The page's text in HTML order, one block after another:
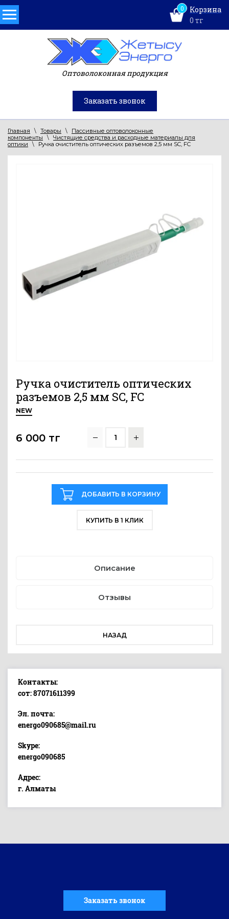
0
Корзина
0 тг
Оптоволоконная продукция
Заказать звонок
Контакты:
сот: 87071611399
Эл. почта:
energo090685@mail.ru
Skype:
energo090685
Адрес:
г. Алматы
Главная \ Товары \
Пассивные оптоволоконные
компоненты
\ Чистящие средства и расходные материалы для
оптики
\ Ручка очиститель оптических разъемов 2,5 мм SC, FC
Ручка очиститель оптических
разъемов 2,5 мм SC, FC
NEW
6 000 тг
ДОБАВИТЬ В КОРЗИНУ
КУПИТЬ В 1 КЛИК
Описание
Отзывы
НАЗАД
Заказать звонок